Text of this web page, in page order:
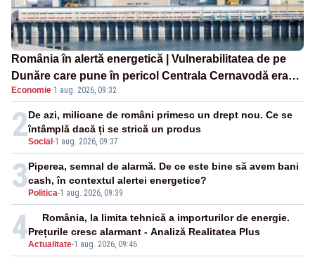
România în alertă energetică | Vulnerabilitatea de pe
Dunăre care pune în pericol Centrala Cernavodă era
cunoscută de pe vremea lui Ceaușescu
Economie·1 aug. 2026, 09:32
2Social -1 aug. 2026, 09:37
De azi, milioane de români primesc un drept nou. Ce se
întâmplă dacă ți se strică un produs
3 Politica-1 aug. 2026, 09:39
Piperea, semnal de alarmă. De ce este bine să avem bani
cash, în contextul alertei energetice?
4Actualitate-1 aug. 2026, 09:46
România, la limita tehnică a importurilor de energie.
Prețurile cresc alarmant - Analiză Realitatea Plus